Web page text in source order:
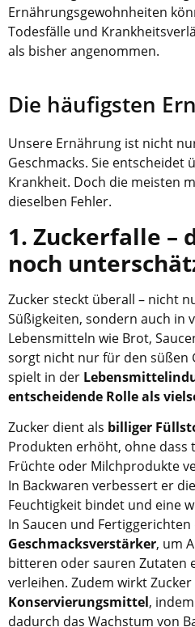
Ernährungsgewohnheiten
Todesfälle und
als bisher angenommen.
Die häufigsten
Unsere Ernährung ist nicht
Geschmacks. Sie entscheidet
Krankheit. Doch die meisten
dieselben Fehler.
1. Zuckerfalle –
noch
Zucker steckt überall – nicht
Süßigkeiten, sondern auch in
Lebensmitteln wie Brot,
sorgt nicht nur für den süßen
spielt in der
entscheidende Rolle als
Zucker dient als billiger
Produkten erhöht, ohne dass
Früchte oder Milchprodukte
In Backwaren verbessert er die
Feuchtigkeit bindet und eine
In Saucen und
Geschmacksverstärker, um
bitteren oder sauren Zutaten
verleihen. Zudem wirkt Zucker
Konservierungsmittel,
dadurch das Wachstum von